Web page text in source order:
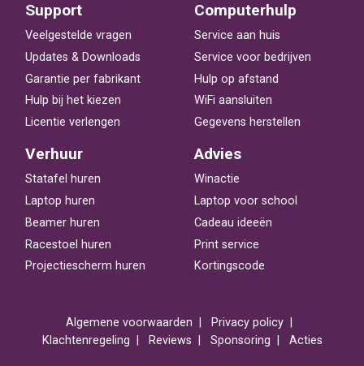
Support
Veelgestelde vragen
Updates & Downloads
Garantie per fabrikant
Hulp bij het kiezen
Licentie verlengen
Computerhulp
Service aan huis
Service voor bedrijven
Hulp op afstand
WiFi aansluiten
Gegevens herstellen
Verhuur
Statafel huren
Laptop huren
Beamer huren
Racestoel huren
Projectiescherm huren
Advies
Winactie
Laptop voor school
Cadeau ideeën
Print service
Kortingscode
Algemene voorwaarden
Privacy policy
Klachtenregeling
Reviews Sponsoring Acties